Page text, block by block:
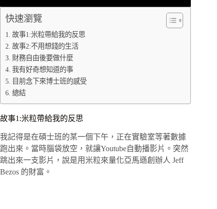
快速瀏覽
故事1:米粒帶給我的反思
故事2:不用想錢的生活
財務自由後要做什麼
我有好奇想知道的事
目前念下來博士班的感受
總結
故事1:米粒帶給我的反思
我記得是在碩士班的某一個下午，正在實驗室等著數據
跑出來。當時腦袋放空，就讓Youtube自動播影片。突然
跳出來一支影片，說是用米粒來量化亞馬遜創辦人 Jeff
Bezos 的財富。